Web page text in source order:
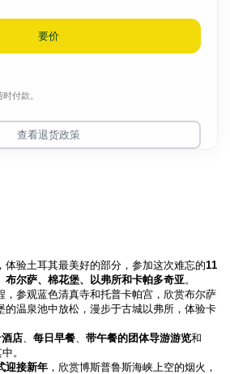
，体验土耳其最美好的部分，参加这次难忘的11
布尔萨、棉花堡、以弗所和卡帕多奇亚。
，参观蓝色清真寺和托普卡帕宫，欣赏布尔萨
的温泉池中放松，漫步于古城以弗所，体验卡
店、 每日早餐、 带午餐的团体导游游览和
。
迎接新年 ，欣赏博斯普鲁斯海峡上空的烟火，
要价
付款。
查看退货政策